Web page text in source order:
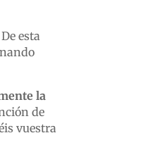
esta
la
de
vuestra